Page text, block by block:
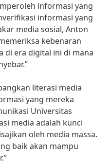
informasi yang
informasi yang
media sosial, Anton
kebenaran
di era digital ini di mana
literasi media
yang mereka
Universitas
media adalah kunci
oleh media massa.
baik akan mampu